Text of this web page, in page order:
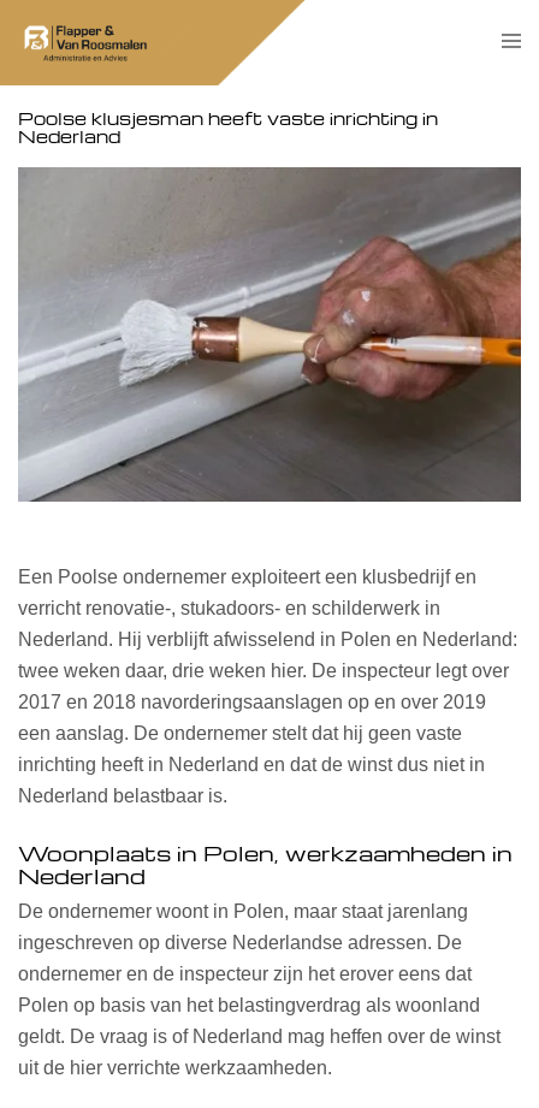
Poolse klusjesman heeft vaste inrichting in
Nederland
Een Poolse ondernemer exploiteert een klusbedrijf en
verricht renovatie-, stukadoors- en schilderwerk in
Nederland. Hij verblijft afwisselend in Polen en Nederland:
twee weken daar, drie weken hier. De inspecteur legt over
2017 en 2018 navorderingsaanslagen op en over 2019
een aanslag. De ondernemer stelt dat hij geen vaste
inrichting heeft in Nederland en dat de winst dus niet in
Nederland belastbaar is.
Woonplaats in Polen, werkzaamheden in
Nederland
De ondernemer woont in Polen, maar staat jarenlang
ingeschreven op diverse Nederlandse adressen. De
ondernemer en de inspecteur zijn het erover eens dat
Polen op basis van het belastingverdrag als woonland
geldt. De vraag is of Nederland mag heffen over de winst
uit de hier verrichte werkzaamheden.